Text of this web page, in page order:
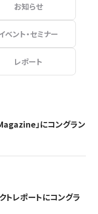
お知らせ
ベント・セミナー
レポート
」にコングラン
レポートにコングラ